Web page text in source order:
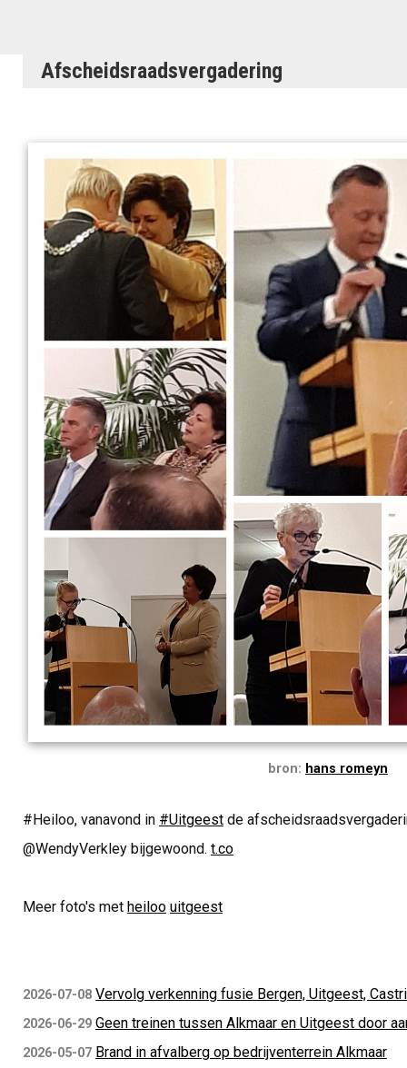
Afscheidsraadsvergadering
bron: hans romeyn
#Heiloo, vanavond in #Uitgeestde
@WendyVerkley bijgewoond. t.co
Meer foto's met heiloo uitgeest
2026-07-08 Vervolg verkenning fusie Bergen, Uitgeest,
2026-06-29 Geen treinen tussen Alkmaar en Uitgeest door
2026-05-07 Brand in afvalberg op bedrijventerrein Alkmaar